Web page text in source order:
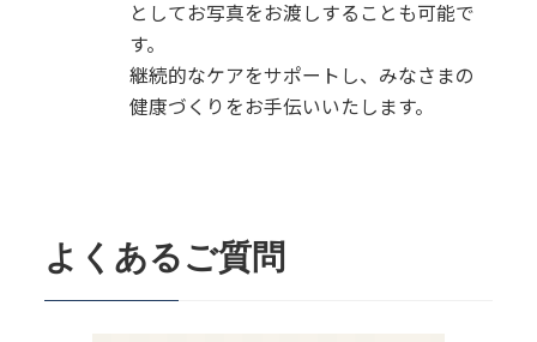
としてお写真をお渡しすることも可能で
す。
継続的なケアをサポートし、みなさまの
健康づくりをお手伝いいたします。
よくあるご質問